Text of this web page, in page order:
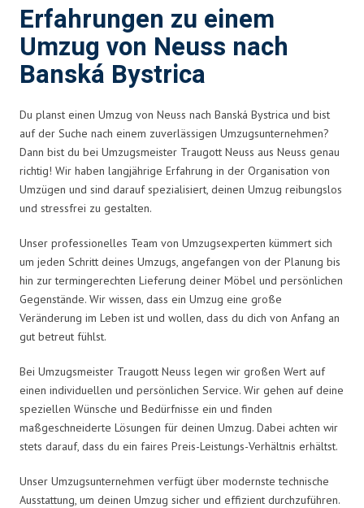
Erfahrungen zu einem
Umzug von Neuss nach
Banská Bystrica
Du planst einen Umzug von Neuss nach Banská Bystrica und bist
auf der Suche nach einem zuverlässigen Umzugsunternehmen?
Dann bist du bei Umzugsmeister Traugott Neuss aus Neuss genau
richtig! Wir haben langjährige Erfahrung in der Organisation von
Umzügen und sind darauf spezialisiert, deinen Umzug reibungslos
und stressfrei zu gestalten.
Unser professionelles Team von Umzugsexperten kümmert sich
um jeden Schritt deines Umzugs, angefangen von der Planung bis
hin zur termingerechten Lieferung deiner Möbel und persönlichen
Gegenstände. Wir wissen, dass ein Umzug eine große
Veränderung im Leben ist und wollen, dass du dich von Anfang an
gut betreut fühlst.
Bei Umzugsmeister Traugott Neuss legen wir großen Wert auf
einen individuellen und persönlichen Service. Wir gehen auf deine
speziellen Wünsche und Bedürfnisse ein und finden
maßgeschneiderte Lösungen für deinen Umzug. Dabei achten wir
stets darauf, dass du ein faires Preis-Leistungs-Verhältnis erhältst.
Unser Umzugsunternehmen verfügt über modernste technische
Ausstattung, um deinen Umzug sicher und effizient durchzuführen.